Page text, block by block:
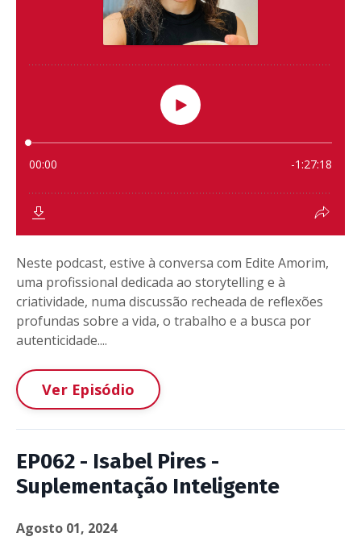
Neste podcast, estive à conversa com Edite Amorim,
uma profissional dedicada ao storytelling e à
criatividade, numa discussão recheada de reflexões
profundas sobre a vida, o trabalho e a busca por
autenticidade....
Ver Episódio
EP062 - Isabel Pires -
Suplementação Inteligente
Agosto 01, 2024